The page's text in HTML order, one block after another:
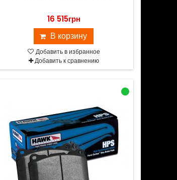
16 515грн
В корзину
Добавить в избранное
Добавить к сравнению